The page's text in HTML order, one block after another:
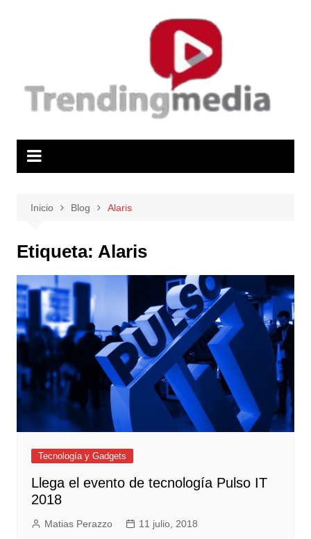
Inicio Blog Alaris
Etiqueta: Alaris
Tecnología y Gadgets
Llega el evento de tecnología Pulso IT
2018
Matias Perazzo 11 julio, 2018